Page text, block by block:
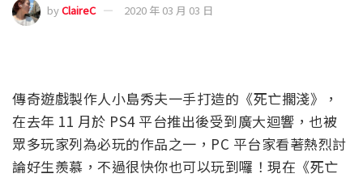
byClaireC 2020 年 03 月 03 日
傳奇遊戲製作人小島秀夫一手打造的《死亡擱淺》，
在去年 11 月於 PS4 平台推出後受到廣大迴響，也被
眾多玩家列為必玩的作品之一，PC 平台家看著熱烈討
論好生羨慕，不過很快你也可以玩到囉！現在《死亡